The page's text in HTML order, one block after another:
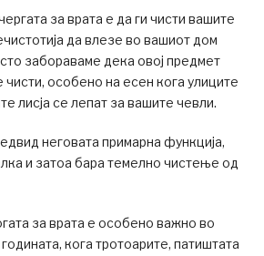
за врата е да ги чисти вашите
да влезе во вашиот дом
забораваме дека овој предмет
особено на есен кога улиците
лисја се лепат за вашите чевли.
неговата примарна функција,
и затоа бара темелно чистење од
за врата е особено важно во
кога тротоарите, патиштата